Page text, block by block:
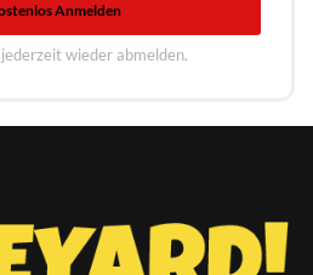
Anmelden
wieder abmelden.